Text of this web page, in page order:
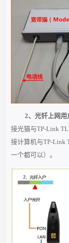
2、光钎上网用
接光猫与TP-Link
接计算机与TP-Link
一个都可以）。